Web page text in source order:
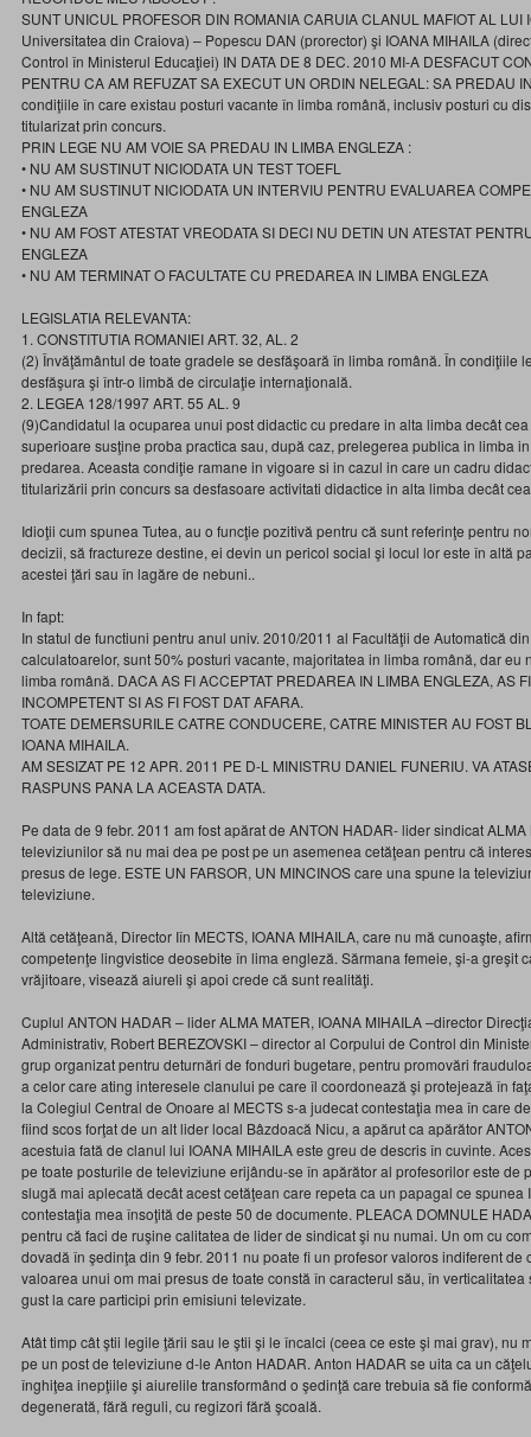
SUNT UNICUL PROFESOR DIN ROMANIA CARUIA CLANUL MAFIOT AL LUI
Universitatea din Craiova) – Popescu DAN (prorector) şi IOANA MIHAILA
Control în Ministerul Educaţiei) IN DATA DE 8 DEC. 2010 MI-A DESFACUT
PENTRU CA AM REFUZAT SA EXECUT UN ORDIN NELEGAL: SA PREDAU
condiţiile în care existau posturi vacante în limba română, inclusiv posturi cu
titularizat prin concurs.
PRIN LEGE NU AM VOIE SA PREDAU IN LIMBA ENGLEZA :
• NU AM SUSTINUT NICIODATA UN TEST TOEFL
• NU AM SUSTINUT NICIODATA UN INTERVIU PENTRU EVALUAREA
ENGLEZA
• NU AM FOST ATESTAT VREODATA SI DECI NU DETIN UN ATESTAT
ENGLEZA
• NU AM TERMINAT O FACULTATE CU PREDAREA IN LIMBA ENGLEZA
LEGISLATIA RELEVANTA:
1. CONSTITUTIA ROMANIEI ART. 32, AL. 2
(2) Învăţământul de toate gradele se desfăşoară în limba română. În condiţiile
desfăşura şi într-o limbă de circulaţie internaţională.
2. LEGEA 128/1997 ART. 55 AL. 9
(9)Candidatul la ocuparea unui post didactic cu predare in alta limba decât
superioare susţine proba practica sau, după caz, prelegerea publica in limba
predarea. Aceasta condiţie ramane in vigoare si in cazul in care un cadru
titularizării prin concurs sa desfasoare activitati didactice in alta limba decât
Idioţii cum spunea Tutea, au o funcţie pozitivă pentru că sunt referinţe pentru
decizii, să fractureze destine, ei devin un pericol social şi locul lor este în altă
acestei ţări sau în lagăre de nebuni..
In fapt:
In statul de functiuni pentru anul univ. 2010/2011 al Facultăţii de Automatică
calculatoarelor, sunt 50% posturi vacante, majoritatea in limba română, dar eu
limba română. DACA AS FI ACCEPTAT PREDAREA IN LIMBA ENGLEZA, AS
INCOMPETENT SI AS FI FOST DAT AFARA.
TOATE DEMERSURILE CATRE CONDUCERE, CATRE MINISTER AU FOST
IOANA MIHAILA.
AM SESIZAT PE 12 APR. 2011 PE D-L MINISTRU DANIEL FUNERIU. VA
RASPUNS PANA LA ACEASTA DATA.
Pe data de 9 febr. 2011 am fost apărat de ANTON HADAR- lider sindicat
televiziunilor să nu mai dea pe post pe un asemenea cetăţean pentru că
presus de lege. ESTE UN FARSOR, UN MINCINOS care una spune la
televiziune.
Altă cetăţeană, Director Iîn MECTS, IOANA MIHAILA, care nu mă cunoaşte,
competenţe lingvistice deosebite în lima engleză. Sărmana femeie, şi-a greşit
vrăjitoare, visează aiureli şi apoi crede că sunt realităţi.
Cuplul ANTON HADAR – lider ALMA MATER, IOANA MIHAILA –director
Administrativ, Robert BEREZOVSKI – director al Corpului de Control din
grup organizat pentru deturnări de fonduri bugetare, pentru promovări
a celor care ating interesele clanului pe care îl coordonează şi protejează în
la Colegiul Central de Onoare al MECTS s-a judecat contestaţia mea în care
fiind scos forţat de un alt lider local Bâzdoacă Nicu, a apărut ca apărător
acestuia fată de clanul lui IOANA MIHAILA este greu de descris în cuvinte.
pe toate posturile de televiziune erijându-se în apărător al profesorilor este de
slugă mai aplecată decât acest cetăţean care repeta ca un papagal ce spunea
contestaţia mea însoţită de peste 50 de documente. PLEACA DOMNULE
pentru că faci de ruşine calitatea de lider de sindicat şi nu numai. Un om cu
dovadă în şedinţa din 9 febr. 2011 nu poate fi un profesor valoros indiferent de
valoarea unui om mai presus de toate constă în caracterul său, în
gust la care participi prin emisiuni televizate.
Atât timp cât ştii legile ţării sau le ştii şi le încalci (ceea ce este şi mai grav), nu
pe un post de televiziune d-le Anton HADAR. Anton HADAR se uita ca un
înghiţea inepţiile şi aiurelile transformând o şedinţă care trebuia să fie
degenerată, fără reguli, cu regizori fără şcoală.